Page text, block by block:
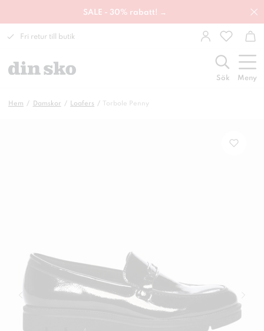
SALE - 30% rabatt! →
Fri retur till butik
Sök Meny
Hem Damskor Loafers Torbole Penny